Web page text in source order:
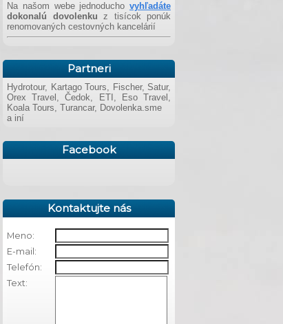
Na našom webe jednoducho vyhľadáte
dokonalú dovolenku z tisícok ponúk
renomovaných cestovných kancelárií
Partneri
Hydrotour, Kartago Tours, Fischer, Satur,
Orex Travel, Čedok, ETI, Eso Travel,
Koala Tours, Turancar, Dovolenka.sme
a iní
Facebook
Kontaktujte nás
Meno:
E-mail:
Telefón:
Text: